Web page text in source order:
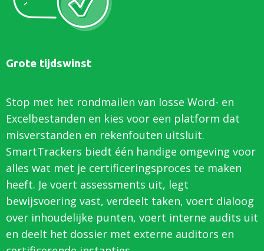
Grote tijdswinst
Stop met het rondmailen van losse Word- en
Excelbestanden en kies voor een platform dat
misverstanden en rekenfouten uitsluit.
SmartTrackers biedt één handige omgeving voor
alles wat met je certificeringsproces te maken
heeft. Je voert assessments uit, legt
bewijsvoering vast, verdeelt taken, voert dialoog
over inhoudelijke punten, voert interne audits uit
en deelt het dossier met externe auditors en